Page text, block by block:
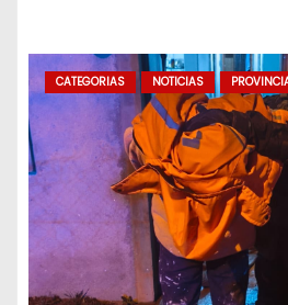
CATEGORIAS NOTICIAS